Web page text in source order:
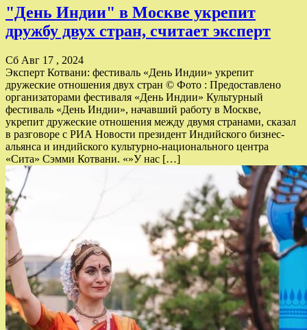
"День Индии" в Москве укрепит
дружбу двух стран, считает эксперт
Сб Авг 17 , 2024
Эксперт Котвани: фестиваль «День Индии» укрепит
дружеские отношения двух стран © Фото : Предоставлено
организаторами фестиваля «День Индии» Культурный
фестиваль «День Индии», начавший работу в Москве,
укрепит дружеские отношения между двумя странами, сказал
в разговоре с РИА Новости президент Индийского бизнес-
альянса и индийского культурно-национального центра
«Сита» Сэмми Котвани. «»У нас […]